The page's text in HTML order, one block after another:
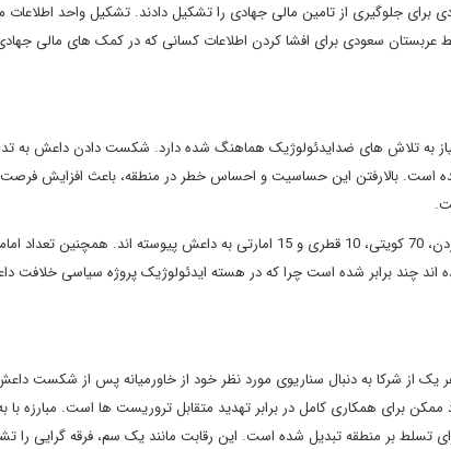
برای جلوگیری از تامین مالی جهادی را تشکیل دادند. تشکیل واحد اطلاعات
سعودی برای افشا کردن اطلاعات کسانی که در کمک های مالی
به تلاش های ضدایدئولوژیک هماهنگ شده دارد. شکست دادن داعش به
است. بالارفتن این حساسیت و احساس خطر در منطقه، باعث افزایش
براساس اطلاعات رسمی حداقل 2500 نفر از عربستان سعودی، 2هزار نفر از اردن، 70 کویتی، 10 قطری و 15 امارتی به داعش پیوسته اند. همچنین
چند برابر شده است چرا که در هسته ایدئولوژیک پروژه سیاسی خلافت
از شرکا به دنبال سناریوی مورد نظر خود از خاورمیانه پس از شکست
برای همکاری کامل در برابر تهدید متقابل تروریست ها است. مبارزه با
تسلط بر منطقه تبدیل شده است. این رقابت مانند یک سم، فرقه گرایی را